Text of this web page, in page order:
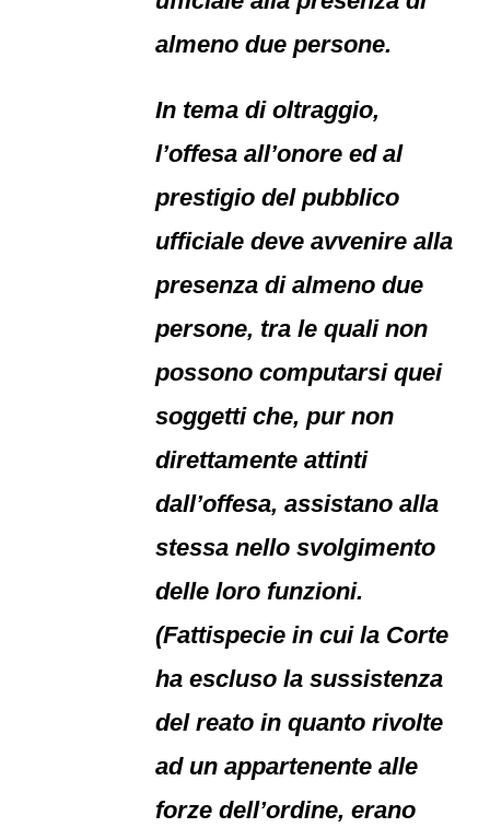
almeno due persone.
In tema di oltraggio,
l’offesa all’onore ed al
prestigio del pubblico
ufficiale deve avvenire alla
presenza di almeno due
persone, tra le quali non
possono computarsi quei
soggetti che, pur non
direttamente attinti
dall’offesa, assistano alla
stessa nello svolgimento
delle loro funzioni.
(Fattispecie in cui la Corte
ha escluso la sussistenza
del reato in quanto rivolte
ad un appartenente alle
forze dell’ordine, erano